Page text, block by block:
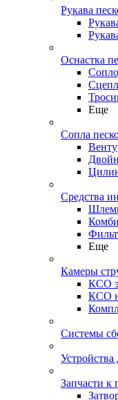
Рукава
Оснастка
Еще
Сопла
Средства
Еще
Камеры
КСО
КСО
Системы
Запчасти к